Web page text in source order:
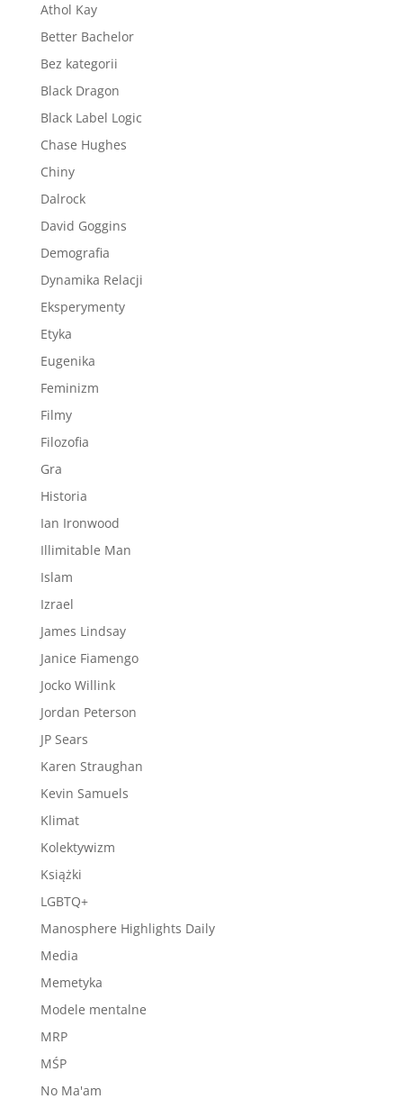
Athol Kay
Better Bachelor
Bez kategorii
Black Dragon
Black Label Logic
Chase Hughes
Chiny
Dalrock
David Goggins
Demografia
Dynamika Relacji
Eksperymenty
Etyka
Eugenika
Feminizm
Filmy
Filozofia
Gra
Historia
Ian Ironwood
Illimitable Man
Islam
Izrael
James Lindsay
Janice Fiamengo
Jocko Willink
Jordan Peterson
JP Sears
Karen Straughan
Kevin Samuels
Klimat
Kolektywizm
Książki
LGBTQ+
Manosphere Highlights Daily
Media
Memetyka
Modele mentalne
MRP
MŚP
No Ma'am